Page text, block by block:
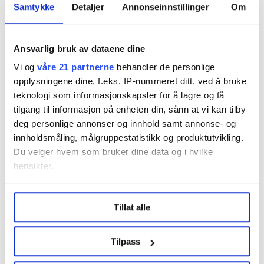
Samtykke Detaljer Annonseinnstillinger Om
Ansvarlig bruk av dataene dine
Vi og våre 21 partnerne behandler de personlige
opplysningene dine, f.eks. IP-nummeret ditt, ved å bruke
teknologi som informasjonskapsler for å lagre og få
tilgang til informasjon på enheten din, sånn at vi kan tilby
deg personlige annonser og innhold samt annonse- og
innholdsmåling, målgruppestatistikk og produktutvikling.
Du velger hvem som bruker dine data og i hvilke
hensikter.
Undermer infokan du lese om hvordan dine personlige
data behandles og hvordan du kan velge hvordan de skal
brukes. Du kan hele tiden endre eller trekke tilbake ditt
samtykke fra erklæringen om informasjonskapsler.
Tillat alle
Tilpass
Lønnsoppgjøret 2021
Del artikkel
Flere saker